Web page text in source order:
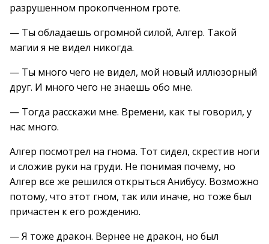
разрушенном прокопченном гроте.
— Ты обладаешь огромной силой, Алгер. Такой
магии я не видел никогда.
— Ты много чего не видел, мой новый иллюзорный
друг. И много чего не знаешь обо мне.
— Тогда расскажи мне. Времени, как ты говорил, у
нас много.
Алгер посмотрел на гнома. Тот сидел, скрестив ноги
и сложив руки на груди. Не понимая почему, но
Алгер все же решился открыться Анибусу. Возможно
потому, что этот гном, так или иначе, но тоже был
причастен к его рождению.
— Я тоже дракон. Вернее не дракон, но был